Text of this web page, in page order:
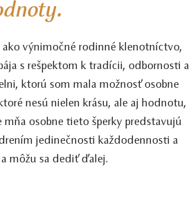
výnimočné rodinné klenotníctvo,
s rešpektom k tradícii, odbornosti a
ktorú som mala možnosť osobne
nesú nielen krásu, ale aj hodnotu,
mňa osobne tieto šperky predstavujú
jedinečnosti každodennosti a
môžu sa dediť ďalej.